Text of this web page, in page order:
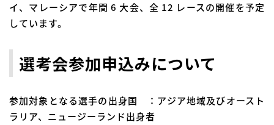
イ、マレーシアで年間 6 大会、全 12 レースの開催を予定
しています。
選考会参加申込みについて
参加対象となる選手の出身国 ：アジア地域及びオースト
ラリア、ニュージーランド出身者